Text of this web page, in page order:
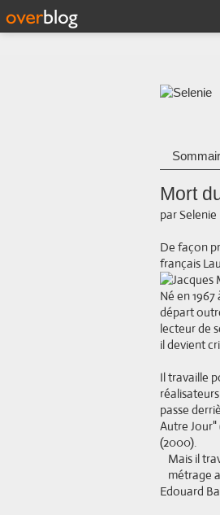
Mort
par Selenie
De façon
français
Né en
départ
lecteur de
il devient
Il travaille
passe
Autre Jour"
(2000).
Mais il
métrage
Edouard